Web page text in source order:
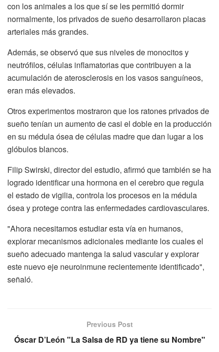
con los animales a los que sí se les permitió dormir
normalmente, los privados de sueño desarrollaron placas
arteriales más grandes.
Además, se observó que sus niveles de monocitos y
neutrófilos, células inflamatorias que contribuyen a la
acumulación de aterosclerosis en los vasos sanguíneos,
eran más elevados.
Otros experimentos mostraron que los ratones privados de
sueño tenían un aumento de casi el doble en la producción
en su médula ósea de células madre que dan lugar a los
glóbulos blancos.
Filip Swirski, director del estudio, afirmó que también se ha
logrado identificar una hormona en el cerebro que regula
el estado de vigilia, controla los procesos en la médula
ósea y protege contra las enfermedades cardiovasculares.
"Ahora necesitamos estudiar esta vía en humanos,
explorar mecanismos adicionales mediante los cuales el
sueño adecuado mantenga la salud vascular y explorar
este nuevo eje neuroinmune recientemente identificado",
señaló.
Previous Post
Óscar D’León "La Salsa de RD ya tiene su Nombre"